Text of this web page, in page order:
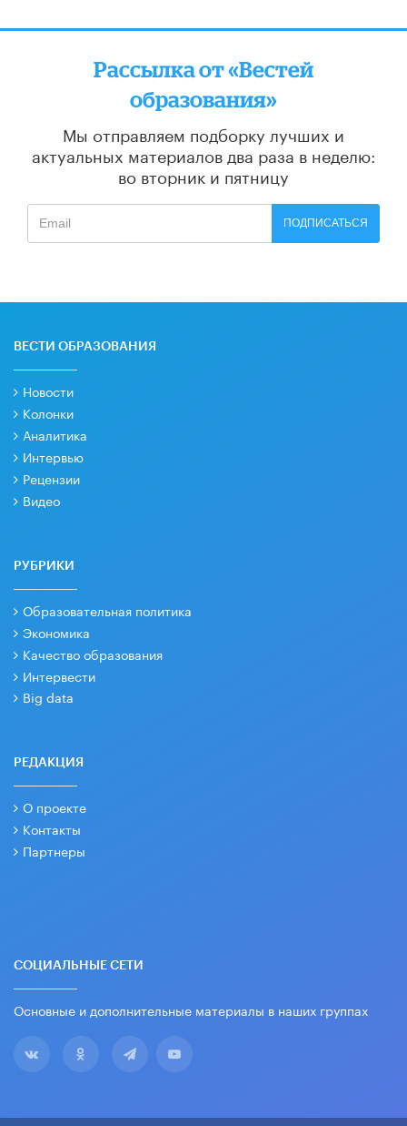
Рассылка от «Вестей
образования»
Мы отправляем подборку лучших и
актуальных материалов два раза в неделю:
во вторник и пятницу
ПОДПИСАТЬСЯ
ВЕСТИ ОБРАЗОВАНИЯ
Новости
Колонки
Аналитика
Интервью
Рецензии
Видео
РУБРИКИ
Образовательная политика
Экономика
Качество образования
Интервести
Big data
РЕДАКЦИЯ
О проекте
Контакты
Партнеры
СОЦИАЛЬНЫЕ СЕТИ
Основные и дополнительные материалы в наших группах